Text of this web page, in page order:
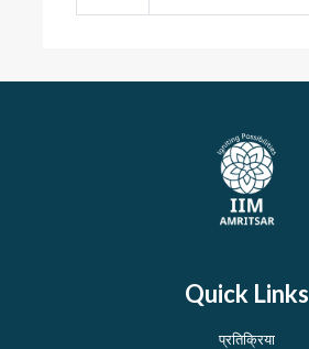
Quick Links
प्रतिक्रिया